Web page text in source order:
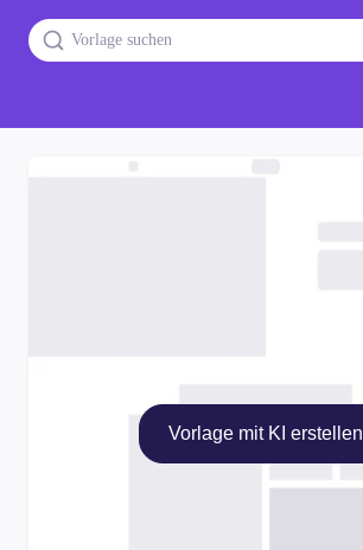
Vorlage mit KI erstellen